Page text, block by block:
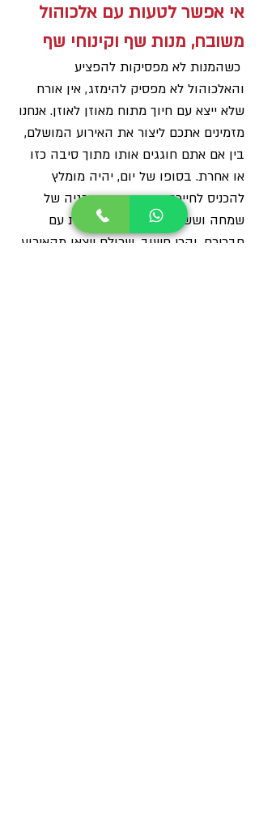
אי אפשר לטעות עם אלכוהול
משובח, מנות שף וקינוחי שף
כשהמנות לא מפסיקות להפציע
והאלכוהול לא מפסיק להימזג, אין אורח
שלא ייצא עם חיוך מתוח מאוזן לאוזן. אנחנו
מזמינים אתכם ליצור את האירוע המושלם,
בין אם אתם חוגגים אותו מתוך סיבה כזו
או אחרת. בסופו של יום, יהיה מומלץ
להכניס לחייכם כמה שיותר אנרגיה של
שמחה וששון, אירועים וזמן איכות עם
חבריכם. והכי חשוב, שכולם ייצאו מהאירוע